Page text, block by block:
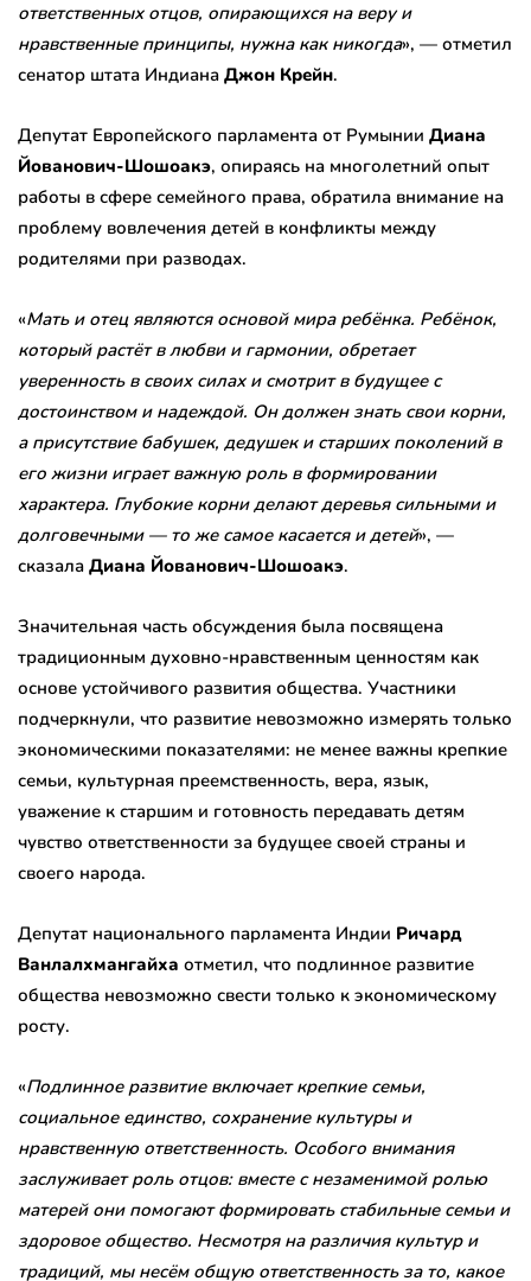
ответственных отцов, опирающихся на веру и
нравственные принципы, нужна как никогда», — отметил
сенатор штата Индиана Джон Крейн.
Депутат Европейского парламента от Румынии Диана
Йованович-Шошоакэ, опираясь на многолетний опыт
работы в сфере семейного права, обратила внимание на
проблему вовлечения детей в конфликты между
родителями при разводах.
«Мать и отец являются основой мира ребёнка. Ребёнок,
который растёт в любви и гармонии, обретает
уверенность в своих силах и смотрит в будущее с
достоинством и надеждой. Он должен знать свои корни,
а присутствие бабушек, дедушек и старших поколений в
его жизни играет важную роль в формировании
характера. Глубокие корни делают деревья сильными и
долговечными — то же самое касается и детей», —
сказала Диана Йованович-Шошоакэ.
Значительная часть обсуждения была посвящена
традиционным духовно-нравственным ценностям как
основе устойчивого развития общества. Участники
подчеркнули, что развитие невозможно измерять только
экономическими показателями: не менее важны крепкие
семьи, культурная преемственность, вера, язык,
уважение к старшим и готовность передавать детям
чувство ответственности за будущее своей страны и
своего народа.
Депутат национального парламента Индии Ричард
Ванлалхмангайха отметил, что подлинное развитие
общества невозможно свести только к экономическому
росту.
«Подлинное развитие включает крепкие семьи,
социальное единство, сохранение культуры и
нравственную ответственность. Особого внимания
заслуживает роль отцов: вместе с незаменимой ролью
матерей они помогают формировать стабильные семьи и
здоровое общество. Несмотря на различия культур и
традиций, мы несём общую ответственность за то, какое